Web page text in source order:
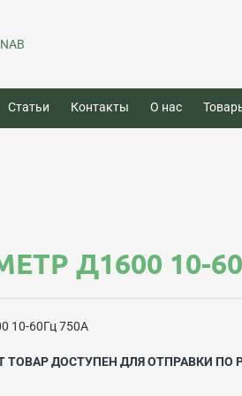
Статьи Контакты О нас
Д1600 10-
ТОВАР ДОСТУПЕН ДЛЯ ОТПРАВКИ ПО